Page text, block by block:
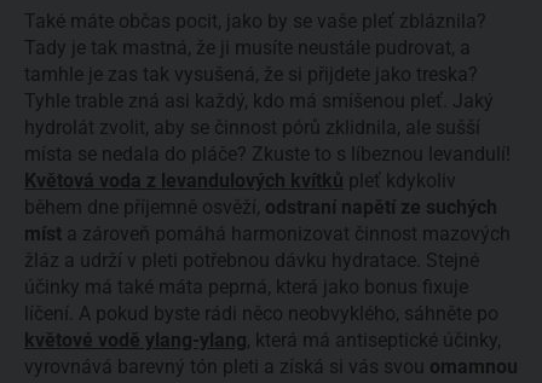
Také máte občas pocit, jako by se vaše pleť zbláznila?
Tady je tak mastná, že ji musíte neustále pudrovat, a
tamhle je zas tak vysušená, že si přijdete jako treska?
Tyhle trable zná asi každý, kdo má smíšenou pleť. Jaký
hydrolát zvolit, aby se činnost pórů zklidnila, ale sušší
místa se nedala do pláče? Zkuste to s líbeznou levandulí!
Květová voda z levandulových kvítků pleť kdykoliv
během dne příjemně osvěží, odstraní napětí ze suchých
míst a zároveň pomáhá harmonizovat činnost mazových
žláz a udrží v pleti potřebnou dávku hydratace. Stejné
účinky má také máta peprná, která jako bonus fixuje
líčení. A pokud byste rádi něco neobvyklého, sáhněte po
květové vodě ylang-ylang, která má antiseptické účinky,
vyrovnává barevný tón pleti a získá si vás svou omamnou